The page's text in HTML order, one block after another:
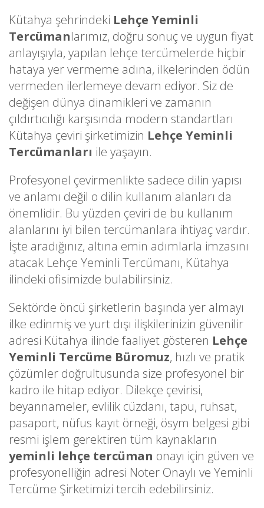
Kütahya şehrindeki Lehçe Yeminli
Tercümanlarımız, doğru sonuç ve uygun fiyat
anlayışıyla, yapılan lehçe tercümelerde hiçbir
hataya yer vermeme adına, ilkelerinden ödün
vermeden ilerlemeye devam ediyor. Siz de
değişen dünya dinamikleri ve zamanın
çıldırtıcılığı karşısında modern standartları
Kütahya çeviri şirketimizin Lehçe Yeminli
Tercümanları ile yaşayın.
Profesyonel çevirmenlikte sadece dilin yapısı
ve anlamı değil o dilin kullanım alanları da
önemlidir. Bu yüzden çeviri de bu kullanım
alanlarını iyi bilen tercümanlara ihtiyaç vardır.
İşte aradığınız, altına emin adımlarla imzasını
atacak Lehçe Yeminli Tercümanı, Kütahya
ilindeki ofisimizde bulabilirsiniz.
Sektörde öncü şirketlerin başında yer almayı
ilke edinmiş ve yurt dışı ilişkilerinizin güvenilir
adresi Kütahya ilinde faaliyet gösteren Lehçe
Yeminli Tercüme Büromuz, hızlı ve pratik
çözümler doğrultusunda size profesyonel bir
kadro ile hitap ediyor. Dilekçe çevirisi,
beyannameler, evlilik cüzdanı, tapu, ruhsat,
pasaport, nüfus kayıt örneği, ösym belgesi gibi
resmi işlem gerektiren tüm kaynakların
yeminli lehçe tercüman onayı için güven ve
profesyonelliğin adresi Noter Onaylı ve Yeminli
Tercüme Şirketimizi tercih edebilirsiniz.